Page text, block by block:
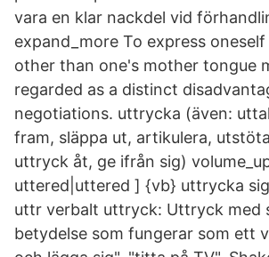
vara en klar nackdel vid
expand_more To express
other than one's mother tongue
regarded as a distinct
negotiations. uttrycka (även:
fram, släppa ut, artikulera,
uttryck åt, ge ifrån sig)
uttered|uttered ] {vb} uttrycka
uttr verbalt uttryck: Uttryck med
betydelse som fungerar som ett